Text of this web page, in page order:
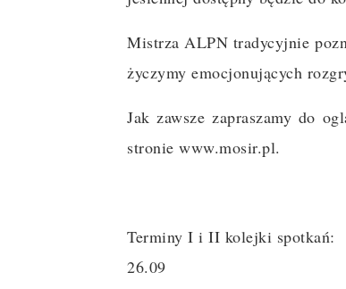
Mistrza ALPN tradycyjnie
życzymy emocjonujących
Jak zawsze zapraszamy do
stronie www.mosir.pl.
Terminy I i II kolejki spotkań:
26.09